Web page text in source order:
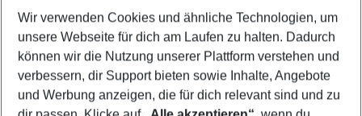
2 Erwachsene Keine Kinder
Mehr Filter anzeigen
Wir verwenden Cookies und ähnliche Technologien, um
unsere Webseite für dich am Laufen zu halten. Dadurch
können wir die Nutzung unserer Plattform verstehen und
verbessern, dir Support bieten sowie Inhalte, Angebote
und Werbung anzeigen, die für dich relevant sind und zu